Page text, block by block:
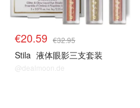
€20.59 €32.95
Stila 液体眼影三支套装
@dealmoon.de